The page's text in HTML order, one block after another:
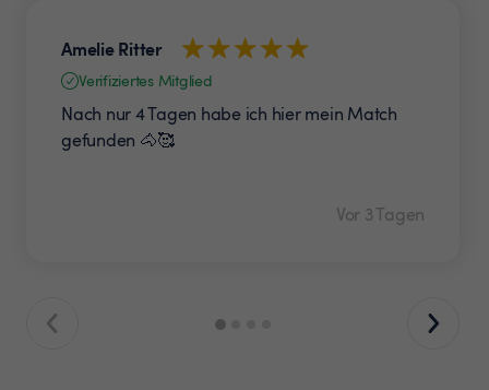
Amelie Ritter
Verifiziertes Mitglied
Nach nur 4 Tagen habe ich hier mein Match
gefunden 🐴🥰
Vor 3 Tagen